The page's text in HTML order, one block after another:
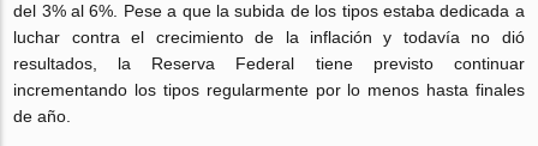
del 3% al 6%. Pese a que la subida de los tipos estaba dedicada a
luchar contra el crecimiento de la inflación y todavía no dió
resultados, la Reserva Federal tiene previsto continuar
incrementando los tipos regularmente por lo menos hasta finales
de año.